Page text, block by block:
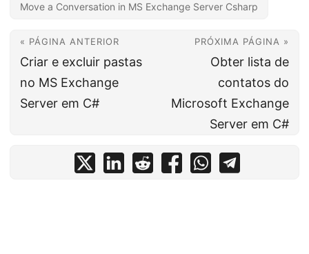
Move a Conversation in MS Exchange Server Csharp
« PÁGINA ANTERIOR
Criar e excluir pastas
no MS Exchange
Server em C#
PRÓXIMA PÁGINA »
Obter lista de
contatos do
Microsoft Exchange
Server em C#